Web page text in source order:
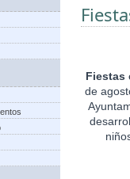
Fiestas
de